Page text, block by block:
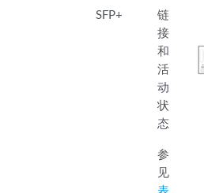
SFP+
链
接
和
活
动
状
态
参
见
表